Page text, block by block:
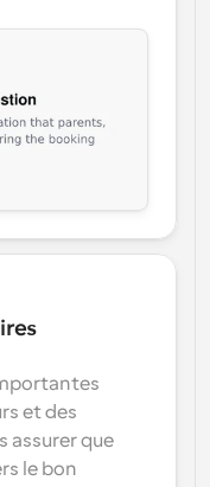
et des
assurer que
le bon